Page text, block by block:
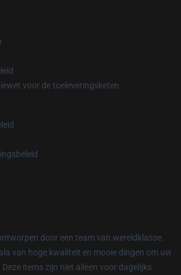
voor de toeleveringsketen
door een team van wereldklasse.
van hoge kwaliteit en mooie dingen om uw
items zijn niet alleen voor dagelijks